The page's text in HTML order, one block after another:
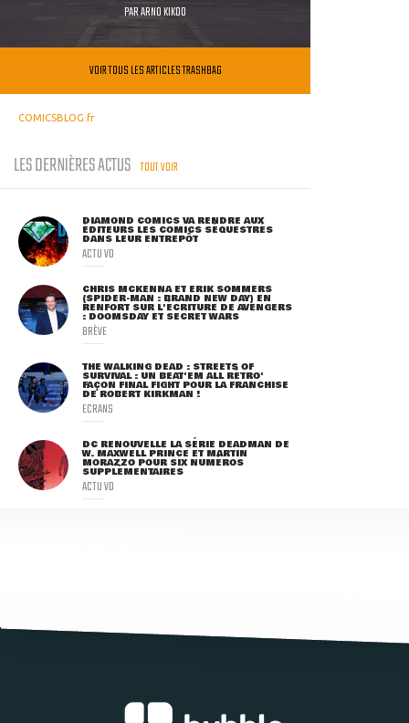
PARARNO KIKOO
VOIR TOUS LES ARTICLES TRASHBAG
COMICSBLOG.fr
LES DERNIÈRES ACTUS TOUT VOIR
DIAMOND COMICS VA RENDRE AUX
ÉDITEURS LES COMICS SÉQUESTRÉS
DANS LEUR ENTREPÔT
ACTU VO
CHRIS MCKENNA ET ERIK SOMMERS
(SPIDER-MAN : BRAND NEW DAY) EN
RENFORT SUR L'ÉCRITURE DE AVENGERS
: DOOMSDAY ET SECRET WARS
BRÈVE
THE WALKING DEAD : STREETS OF
SURVIVAL : UN BEAT'EM ALL RÉTRO'
FAÇON FINAL FIGHT POUR LA FRANCHISE
DE ROBERT KIRKMAN !
ECRANS
DC RENOUVELLE LA SÉRIE DEADMAN DE
W. MAXWELL PRINCE ET MARTIN
MORAZZO POUR SIX NUMÉROS
SUPPLÉMENTAIRES
ACTU VO